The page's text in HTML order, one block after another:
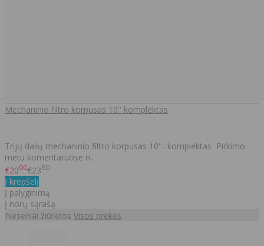
Mechaninio filtro korpusas 10'' komplektas
Trijų dalių mechaninio filtro korpusas 10''- komplektas Pirkimo
metu komentaruose n..
€2000€2380
Į krepšelį
Į palyginimą
Į norų sąrašą
Neseniai žiūrėtos Visos prekės